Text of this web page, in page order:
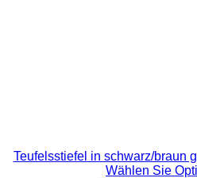
Teufelsstiefel in schwarz/braun
Wählen Sie